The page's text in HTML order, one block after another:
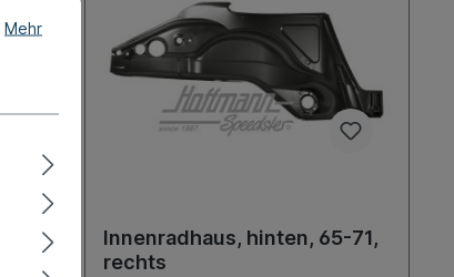
Innenradhaus, hinten, 65-71,
rechts
Mehr